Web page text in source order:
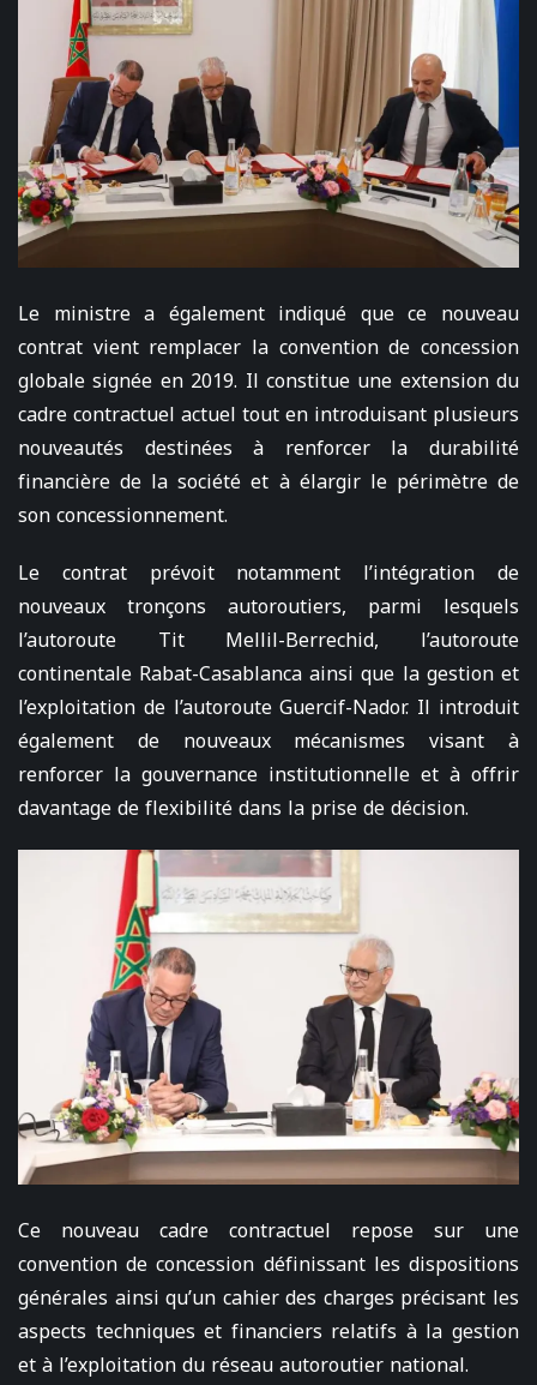
Le ministre a également indiqué que ce nouveau
contrat vient remplacer la convention de concession
globale signée en 2019. Il constitue une extension du
cadre contractuel actuel tout en introduisant plusieurs
nouveautés destinées à renforcer la durabilité
financière de la société et à élargir le périmètre de
son concessionnement.
Le contrat prévoit notamment l’intégration de
nouveaux tronçons autoroutiers, parmi lesquels
l’autoroute Tit Mellil-Berrechid, l’autoroute
continentale Rabat-Casablanca ainsi que la gestion et
l’exploitation de l’autoroute Guercif-Nador. Il introduit
également de nouveaux mécanismes visant à
renforcer la gouvernance institutionnelle et à offrir
davantage de flexibilité dans la prise de décision.
Ce nouveau cadre contractuel repose sur une
convention de concession définissant les dispositions
générales ainsi qu’un cahier des charges précisant les
aspects techniques et financiers relatifs à la gestion
et à l’exploitation du réseau autoroutier national.